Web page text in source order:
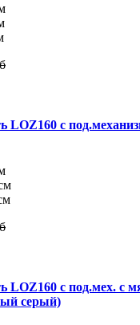
с
с под.мех. с
серый)